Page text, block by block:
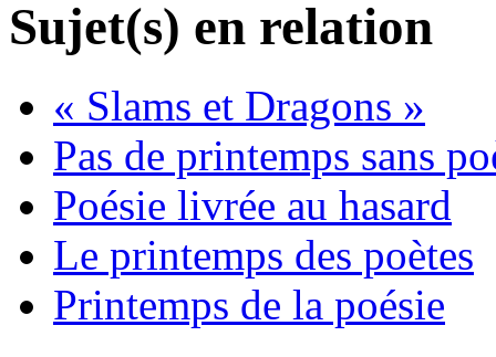
Sujet(s) en relation
« Slams et Dragons »
Pas de printemps sans
Poésie livrée au hasard
Le printemps des poètes
Printemps de la poésie